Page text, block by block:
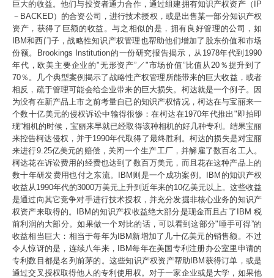
巨大的收益。他们与投资者通力合作，通过组建拥有知识产权资产（IP
－BACKED）的合资公司，进行技术授权，或是出售某一部分知识产权
资产，获得了巨额的收益。与之相似的是，拥有良好管理的公司，如
IBM和西门子，战略性知识产权管理也帮助他们增加了股东价值和市场
份额。Brookings Institution的一份研究报告揭示，从1978年代到1990
年代，欧美主要企业的"无形资产”／"市场价值”比值从20％提升到了
70％。几个典型案例揭示了战略性产权管理所能带来的巨大收益，或者
相反，疏于管理可能会给企业带来的巨大损失。柯达就是一个例子。因
为没有在新产品上市之前考量自已的知识产权情况，柯达在与宝丽来一
个数十亿美元的侵权诉讼中输得很惨：在柯达在1970年代推出"即拍即
现”相机的时候，宝丽来早就已经取得该种相机的好几种专利。结果宝丽
来控告柯达侵权，并于1990年代取得了最终胜利。柯达的损失是对宝丽
来进行9.25亿美元的赔偿，关闭一个生产工厂，并解雇了数百名工人。
柯达花在诉讼费用的经费也达到了数百万美元，而且花在这种产品上的
数十年研发费用也付之东流。IBM则是一个成功案例。IBM的知识产权
收益从1990年代的3000万美元上升到近年来的10亿美元以上。这些收益
是通过向其它竞争对手进行技术授权，并充分发掘非核心业务的知识产
权资产来取得的。IBM的知识产权收益绝大部分是现金而且占了IBM 税
前利润的大部分。如果做一个对比的话，可以看到这部分"唾手可得”的
收益相当巨大：相当于每年为IBM新增加了几十亿美元的销售额。不过
令人惊讶的是，连续八年来，IBM每年在美国专利注册办公室里申请的
专利数目都是名列前茅的。这些知识产权资产帮助IBM获得订单，或是
通过交叉授权取得他人的专利使用权。对于一家企业或是大学，如果他